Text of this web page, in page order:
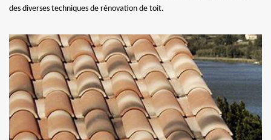
des diverses techniques de rénovation de toit.